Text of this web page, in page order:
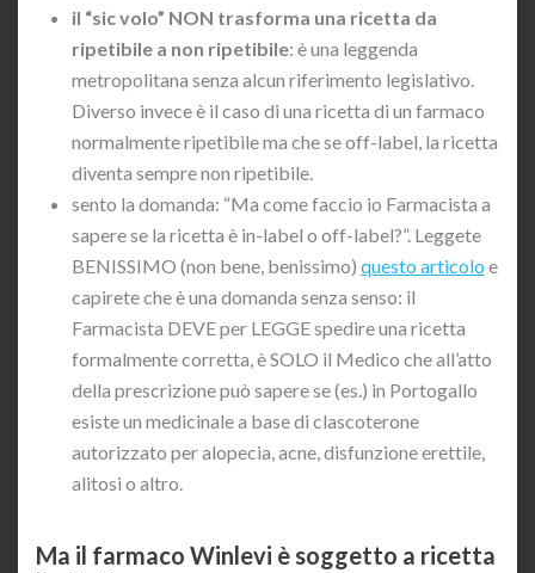
il “sic volo” NON trasforma una ricetta da
ripetibile a non ripetibile: è una leggenda
metropolitana senza alcun riferimento legislativo.
Diverso invece è il caso di una ricetta di un farmaco
normalmente ripetibile ma che se off-label, la ricetta
diventa sempre non ripetibile.
sento la domanda: “Ma come faccio io Farmacista a
sapere se la ricetta è in-label o off-label?”. Leggete
BENISSIMO (non bene, benissimo) questo articolo e
capirete che è una domanda senza senso: il
Farmacista DEVE per LEGGE spedire una ricetta
formalmente corretta, è SOLO il Medico che all’atto
della prescrizione può sapere se (es.) in Portogallo
esiste un medicinale a base di clascoterone
autorizzato per alopecia, acne, disfunzione erettile,
alitosi o altro.
Ma il farmaco Winlevi è soggetto a ricetta